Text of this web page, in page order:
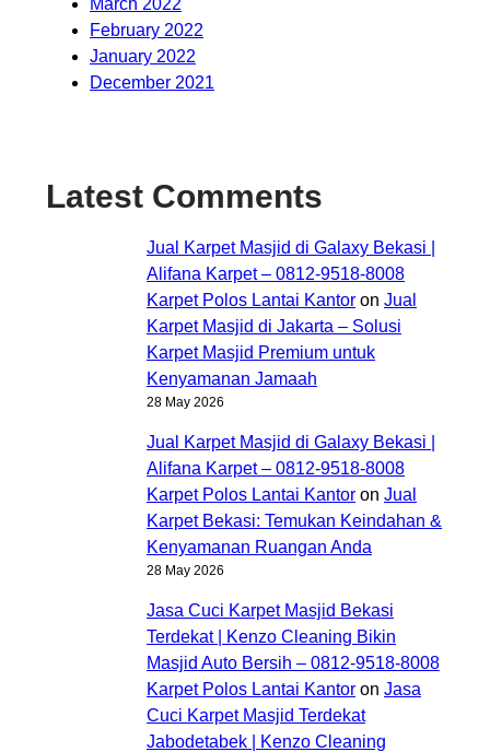
February 2022
January 2022
December 2021
Latest Comments
Jual Karpet Masjid di Galaxy Bekasi |
Alifana Karpet – 0812-9518-8008
Karpet Polos Lantai Kantor on Jual
Karpet Masjid di Jakarta – Solusi
Karpet Masjid Premium untuk
Kenyamanan Jamaah
28 May 2026
Jual Karpet Masjid di Galaxy Bekasi |
Alifana Karpet – 0812-9518-8008
Karpet Polos Lantai Kantor on Jual
Karpet Bekasi: Temukan Keindahan &
Kenyamanan Ruangan Anda
28 May 2026
Jasa Cuci Karpet Masjid Bekasi
Terdekat | Kenzo Cleaning Bikin
Masjid Auto Bersih – 0812-9518-8008
Karpet Polos Lantai Kantor on Jasa
Cuci Karpet Masjid Terdekat
Jabodetabek | Kenzo Cleaning